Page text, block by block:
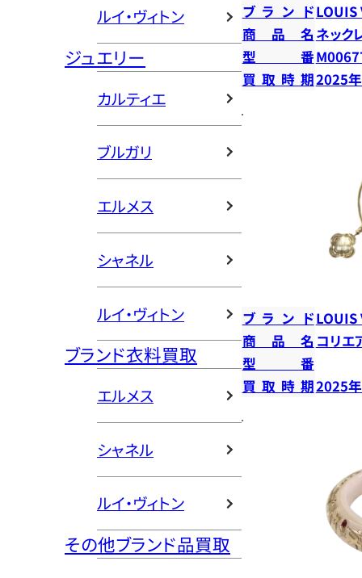
ルイ・ヴィトン
ジュエリー
カルティエ
ブルガリ
エルメス
シャネル
ルイ・ヴィトン
ブランド衣料買取
エルメス
シャネル
ルイ・ヴィトン
その他ブランド品買取
ブランドLOUIS
商品名 ネック
型番
買取時期2025
ブランドLOUIS
商品名 コリエ
型番
買取時期2025